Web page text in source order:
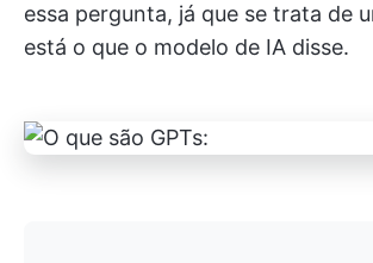
essa pergunta, já que se trata de
está o que o modelo de IA disse.